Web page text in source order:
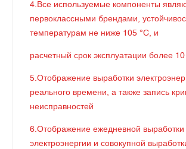
4.Все используемые компоненты
первоклассными брендами,
температурам не ниже 105 °C, и
расчетный срок эксплуатации более 10
5.Отображение выработки
реального времени, а также запись
неисправностей
6.Отображение ежедневной выработки
электроэнергии и совокупной